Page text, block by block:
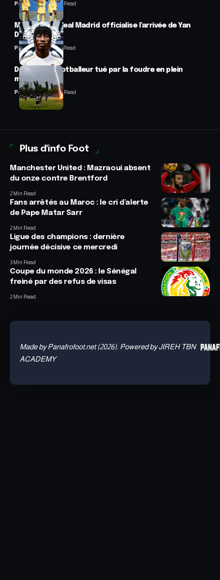
Panafrofoot2 Min Read
Mercato : Le Real Madrid officialise l’arrivée de Yan
Diomandé
Panafrofoot1 Min Read
Drame : un footballeur tué par la foudre en plein
match
Panafrofoot2 Min Read
Plus d'info Foot
Manchester United : Mazraoui absent
du onze contre Brentford
2 Min Read
Fans arrêtés au Maroc : le cri d’alerte
de Pape Matar Sarr
2 Min Read
Ligue des champions : dernière
journée décisive ce mercredi
3 Min Read
Coupe du monde 2026 : le Sénégal
freiné par des refus de visas
2 Min Read
Made by Panafrofoot.net (2026). Powered by JIREH TBN
ACADEMY